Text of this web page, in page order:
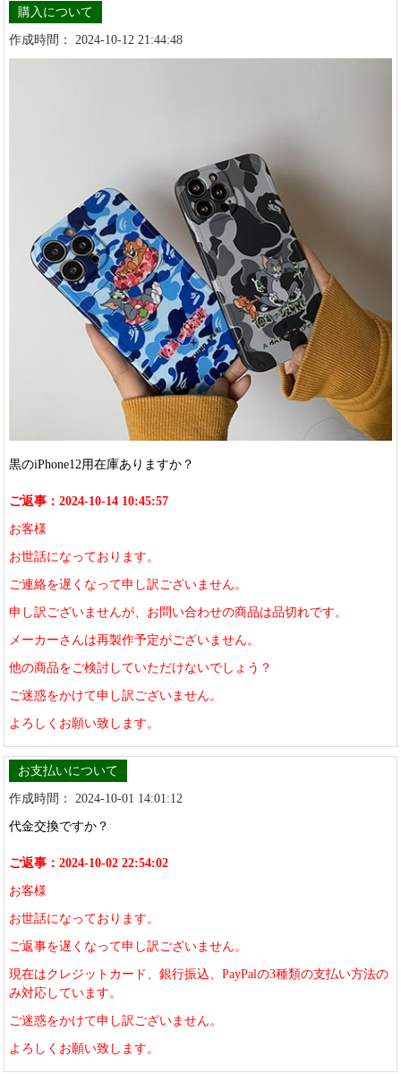
購入について
作成時間： 2024-10-12 21:44:48
黒のiPhone12用在庫ありますか？
ご返事：2024-10-14 10:45:57
お客様
お世話になっております。
ご連絡を遅くなって申し訳ございません。
申し訳ございませんが、お問い合わせの商品は品切れです。
メーカーさんは再製作予定がございません。
他の商品をご検討していただけないでしょう？
ご迷惑をかけて申し訳ございません。
よろしくお願い致します。
お支払いについて
作成時間： 2024-10-01 14:01:12
代金交換ですか？
ご返事：2024-10-02 22:54:02
お客様
お世話になっております。
ご返事を遅くなって申し訳ございません。
現在はクレジットカード、銀行振込、PayPalの3種類の支払い方法の
み対応しています。
ご迷惑をかけて申し訳ございません。
よろしくお願い致します。